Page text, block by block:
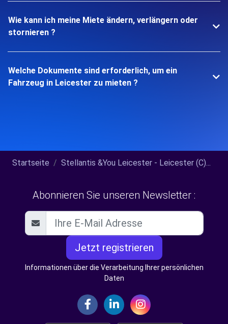
Wie kann ich meine Miete ändern, verlängern oder
stornieren ?
Welche Dokumente sind erforderlich, um ein
Fahrzeug in Leicester zu mieten ?
Startseite Stellantis &You Leicester - Leicester (C)...
Abonnieren Sie unseren Newsletter :
Jetzt registrieren
Informationen über die Verarbeitung Ihrer persönlichen
Daten